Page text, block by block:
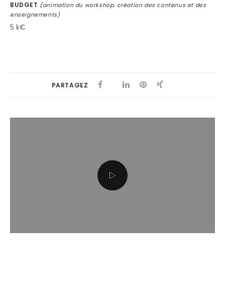
BUDGET (animation du workshop, création des contenus et des
enseignements)
5 k€
PARTAGEZ